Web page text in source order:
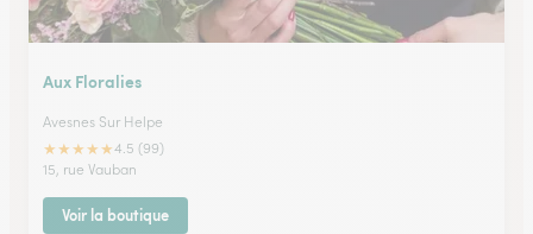
Aux Floralies
Avesnes Sur Helpe
★★★★★4.5 (99)
15, rue Vauban
Voir la boutique